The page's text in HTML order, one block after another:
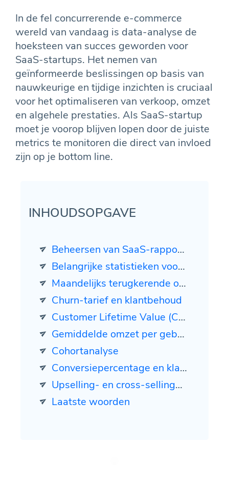
In de fel concurrerende e-commerce
wereld van vandaag is data-analyse de
hoeksteen van succes geworden voor
SaaS-startups. Het nemen van
geïnformeerde beslissingen op basis van
nauwkeurige en tijdige inzichten is cruciaal
voor het optimaliseren van verkoop, omzet
en algehele prestaties. Als SaaS-startup
moet je voorop blijven lopen door de juiste
metrics te monitoren die direct van invloed
zijn op je bottom line.
INHOUDSOPGAVE
Beheersen van SaaS-rapportage: Belangrijke E-commerce Metrics, MRR en Geautomatiseerde Inzichten
Belangrijke statistieken voor SaaS-startups
Maandelijks terugkerende omzet (MRR)
Churn-tarief en klantbehoud
Customer Lifetime Value (CLTV)
Gemiddelde omzet per gebruiker (ARPU)
Cohortanalyse
Conversiepercentage en klantverwervingskosten (CAC)
Upselling- en cross-sellingmogelijkheden
Laatste woorden